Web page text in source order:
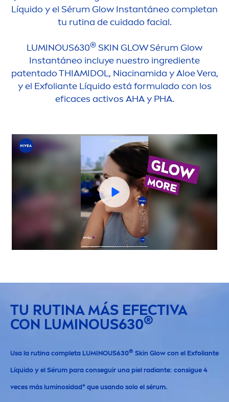
Líquido y el Sérum Glow Instantáneo completan
tu rutina de cuidado facial.
LUMINOUS630® SKIN GLOW Sérum Glow
Instantáneo incluye nuestro ingrediente
patentado THIAMIDOL, Niacinamida y Aloe Vera,
y el Exfoliante Líquido está formulado con los
eficaces activos AHA y PHA.
TU RUTINA MÁS EFECTIVA
CON LUMINOUS630®
Usa la rutina completa LUMINOUS630® Skin Glow con el Exfoliante
Líquido y el Sérum para conseguir una piel radiante: consigue 4
veces más luminosidad* que usando solo el sérum.